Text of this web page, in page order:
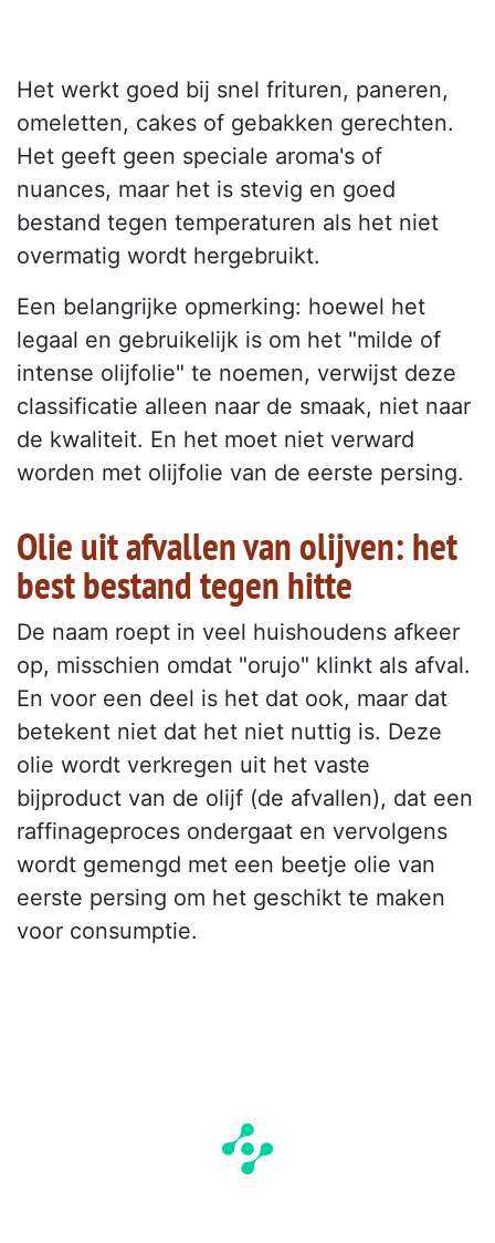
Het werkt goed bij snel frituren, paneren,
omeletten, cakes of gebakken gerechten.
Het geeft geen speciale aroma's of
nuances, maar het is stevig en goed
bestand tegen temperaturen als het niet
overmatig wordt hergebruikt.
Een belangrijke opmerking: hoewel het
legaal en gebruikelijk is om het "milde of
intense olijfolie" te noemen, verwijst deze
classificatie alleen naar de smaak, niet naar
de kwaliteit. En het moet niet verward
worden met olijfolie van de eerste persing.
Olie uit afvallen van olijven: het
best bestand tegen hitte
De naam roept in veel huishoudens afkeer
op, misschien omdat "orujo" klinkt als afval.
En voor een deel is het dat ook, maar dat
betekent niet dat het niet nuttig is. Deze
olie wordt verkregen uit het vaste
bijproduct van de olijf (de afvallen), dat een
raffinageproces ondergaat en vervolgens
wordt gemengd met een beetje olie van
eerste persing om het geschikt te maken
voor consumptie.